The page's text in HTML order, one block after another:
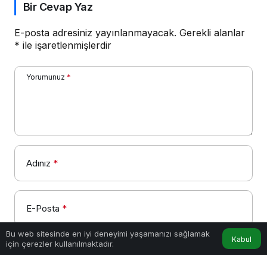
Bir Cevap Yaz
E-posta adresiniz yayınlanmayacak. Gerekli alanlar
* ile işaretlenmişlerdir
Yorumunuz *
Adınız *
E-Posta *
Bu web sitesinde en iyi deneyimi yaşamanızı sağlamak
için çerezler kullanılmaktadır.
Kabul